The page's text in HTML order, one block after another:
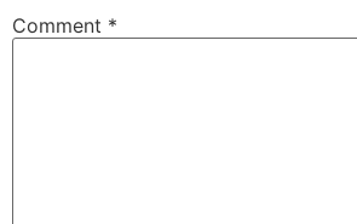
Comment *